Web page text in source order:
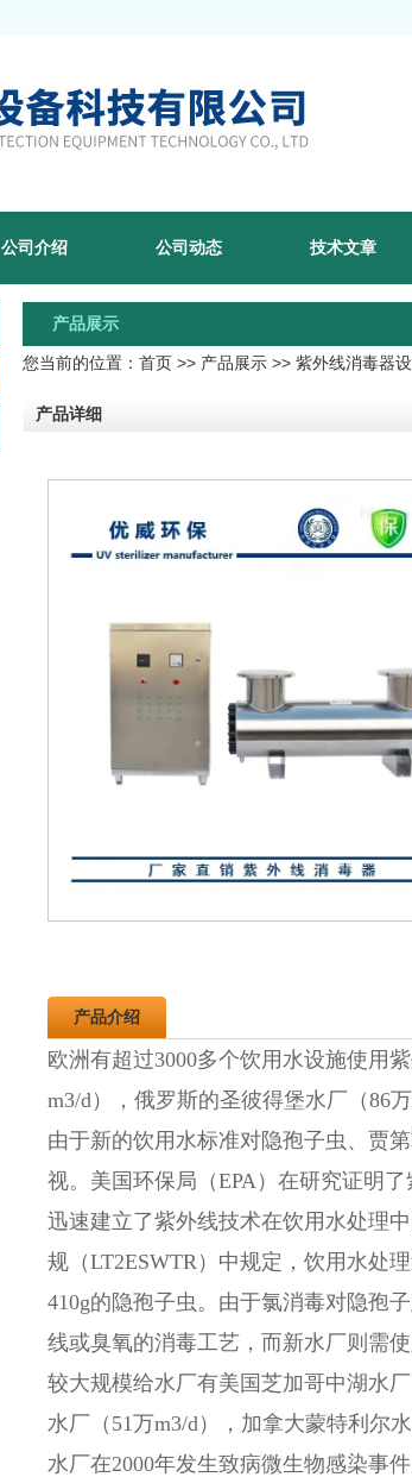
公司介绍 公司动态 技术文章
产品展示
您当前的位置： 首页 >> 产品展示 >> 紫外线消毒器
产品详细
产品介绍
欧洲有超过3000多个饮用水设施使用
m3/d），俄罗斯的圣彼得堡水厂（86
由于新的饮用水标准对隐孢子虫、贾
视。美国环保局（EPA）在研究证明
迅速建立了紫外线技术在饮用水处理
规（LT2ESWTR）中规定，饮用水处
410g的隐孢子虫。由于氯消毒对隐孢
线或臭氧的消毒工艺，而新水厂则需
较大规模给水厂有美国芝加哥中湖水
水厂（51万m3/d），加拿大蒙特利尔
水厂在2000年发生致病微生物感染事